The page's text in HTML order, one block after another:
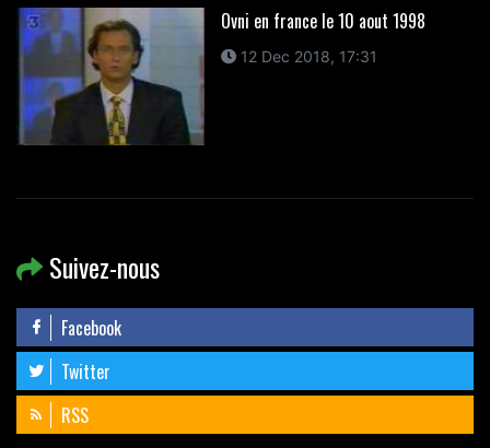
Ovni en france le 10 aout 1998
12 Dec 2018, 17:31
Suivez-nous
Facebook
Twitter
RSS